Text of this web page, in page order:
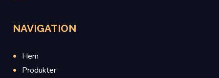
NAVIGATION
Hem
Produkter